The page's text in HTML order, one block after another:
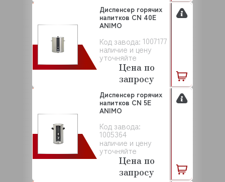
Код завода: 1007177
наличие и цену
уточняйте
Диспенсер горячих
напитков CN 40E
ANIMO
Цена по
запросу
Код завода:
1005364
наличие и цену
уточняйте
Диспенсер горячих
напитков CN 5E
ANIMO
Цена по
запросу